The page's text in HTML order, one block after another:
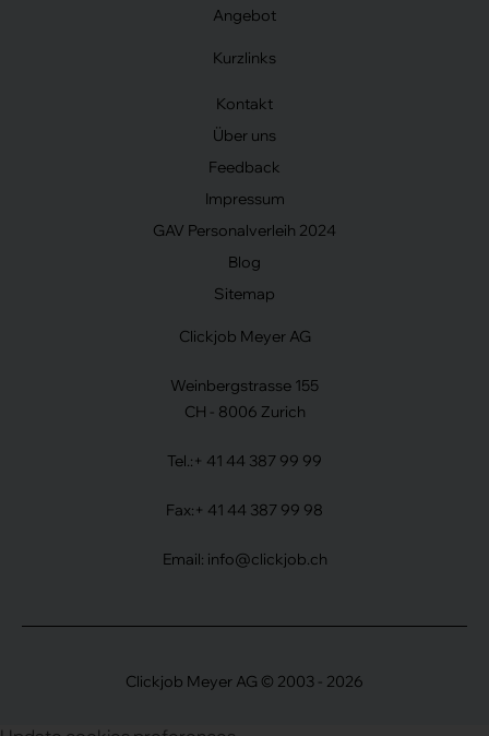
Angebot
Kurzlinks
Kontakt
Über uns
Feedback
Impressum
GAV Personalverleih 2024
Blog
Sitemap
Clickjob Meyer AG
Weinbergstrasse 155
CH - 8006 Zurich
Tel.: + 41 44 387 99 99
Fax: + 41 44 387 99 98
Email: info@clickjob.ch
Clickjob Meyer AG © 2003 - 2026